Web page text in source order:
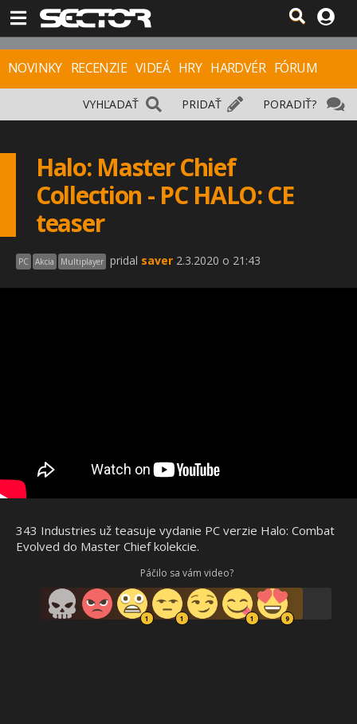
NOVINKY RECENZIE VIDEÁ HRY HARDVÉR FÓRUM
PORADIŤ?
PRIDAŤ
VYHĽADAŤ
Halo: Master Chief
Collection - PC HALO: CE
teaser
PC Akcia Multiplayer pridal saver 2.3.2020 o 21:43
343 Industries už teasuje vydanie PC verzie Halo: Combat
Evolved do Master Chief kolekcie.
Páčilo sa vám video?